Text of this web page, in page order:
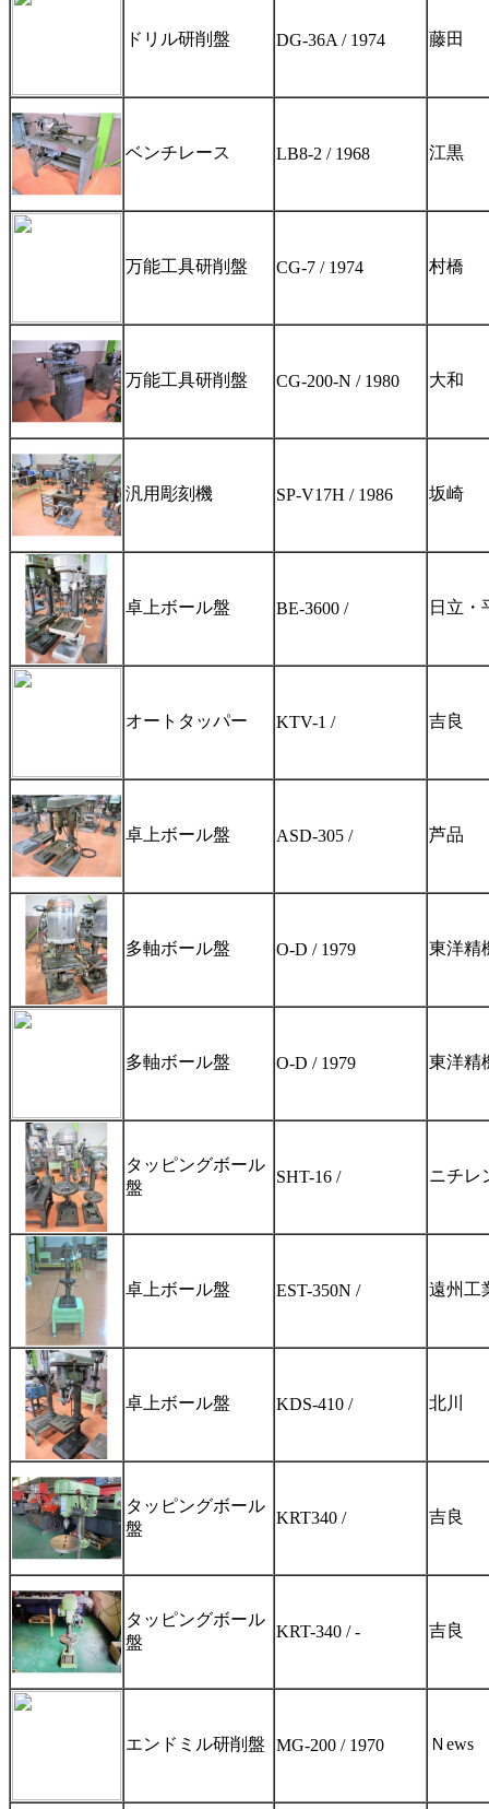
ドリル研削盤 DG-36A / 1974 藤田
ベンチレース LB8-2 / 1968 江黒
万能工具研削盤 CG-7 / 1974 村橋
万能工具研削盤 CG-200-N / 1980 大和
汎用彫刻機 SP-V17H / 1986 坂崎
卓上ボール盤 BE-3600 / 日立・
オートタッパー KTV-1 / 吉良
卓上ボール盤 ASD-305 / 芦品
多軸ボール盤 O-D / 1979 東洋精
多軸ボール盤 O-D / 1979 東洋精
タッピングボール
盤
SHT-16 / ニチレ
卓上ボール盤 EST-350N / 遠州工
卓上ボール盤 KDS-410 / 北川
タッピングボール
盤
KRT340 / 吉良
タッピングボール
盤
KRT-340 / - 吉良
エンドミル研削盤 MG-200 / 1970 Ｎews